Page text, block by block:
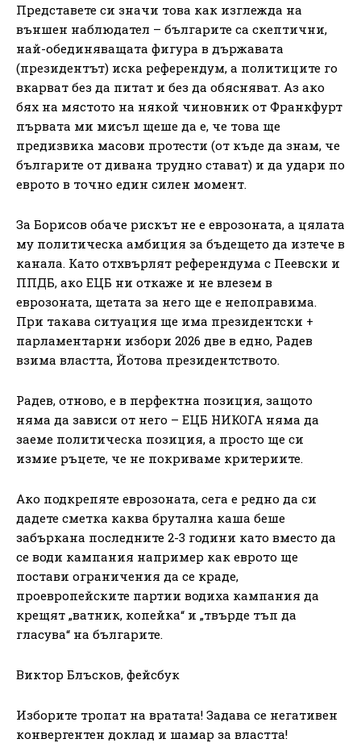
Представете си значи това как изглежда на
външен наблюдател – българите са скептични,
най-обединяващата фигура в държавата
(президентът) иска референдум, а политиците го
вкарват без да питат и без да обясняват. Аз ако
бях на мястото на някой чиновник от Франкфурт
първата ми мисъл щеше да е, че това ще
предизвика масови протести (от къде да знам, че
българите от дивана трудно стават) и да удари по
еврото в точно един силен момент.
За Борисов обаче рискът не е еврозоната, а цялата
му политическа амбиция за бъдещето да изтече в
канала. Като отхвърлят референдума с Пеевски и
ППДБ, ако ЕЦБ ни откаже и не влезем в
еврозоната, щетата за него ще е непоправима.
При такава ситуация ще има президентски +
парламентарни избори 2026 две в едно, Радев
взима властта, Йотова президентството.
Радев, отново, е в перфектна позиция, защото
няма да зависи от него – ЕЦБ НИКОГА няма да
заеме политическа позиция, а просто ще си
измие ръцете, че не покриваме критериите.
Ако подкрепяте еврозоната, сега е редно да си
дадете сметка каква брутална каша беше
забъркана последните 2-3 години като вместо да
се води кампания например как еврото ще
постави ограничения да се краде,
проевропейските партии водиха кампания да
крещят „ватник, копейка“ и „твърде тъп да
гласува“ на българите.
Виктор Блъсков, фейсбук
Изборите тропат на вратата! Задава се негативен
конвергентен доклад и шамар за властта!